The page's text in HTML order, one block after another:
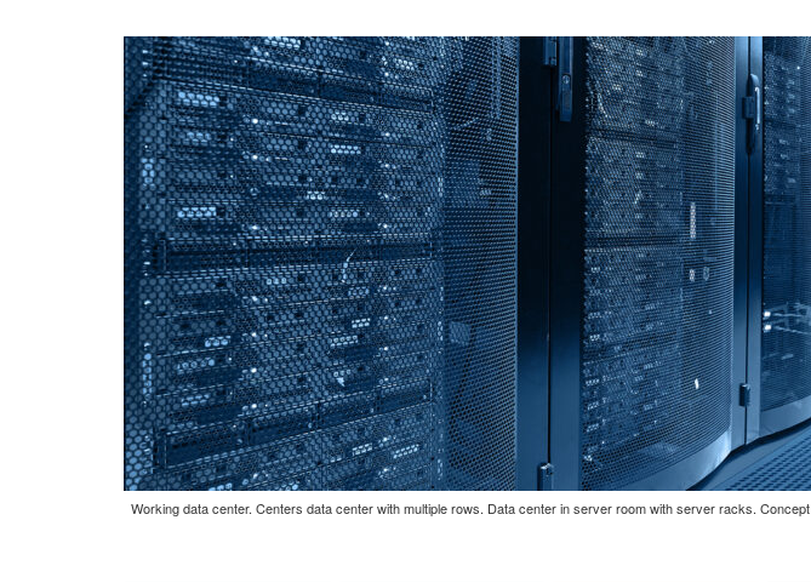
Working data center. Centers data center with multiple rows. Data center in server room with server racks.